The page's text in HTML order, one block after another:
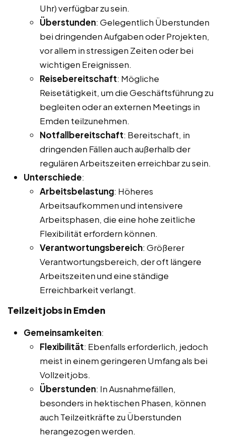
Uhr) verfügbar zu sein.
Überstunden: Gelegentlich Überstunden
bei dringenden Aufgaben oder Projekten,
vor allem in stressigen Zeiten oder bei
wichtigen Ereignissen.
Reisebereitschaft: Mögliche
Reisetätigkeit, um die Geschäftsführung zu
begleiten oder an externen Meetings in
Emden teilzunehmen.
Notfallbereitschaft: Bereitschaft, in
dringenden Fällen auch außerhalb der
regulären Arbeitszeiten erreichbar zu sein.
Unterschiede:
Arbeitsbelastung: Höheres
Arbeitsaufkommen und intensivere
Arbeitsphasen, die eine hohe zeitliche
Flexibilität erfordern können.
Verantwortungsbereich: Größerer
Verantwortungsbereich, der oft längere
Arbeitszeiten und eine ständige
Erreichbarkeit verlangt.
Teilzeitjobs in Emden
Gemeinsamkeiten:
Flexibilität: Ebenfalls erforderlich, jedoch
meist in einem geringeren Umfang als bei
Vollzeitjobs.
Überstunden: In Ausnahmefällen,
besonders in hektischen Phasen, können
auch Teilzeitkräfte zu Überstunden
herangezogen werden.